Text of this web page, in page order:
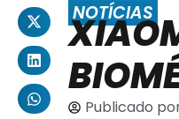
NOTÍCIAS
Publicado